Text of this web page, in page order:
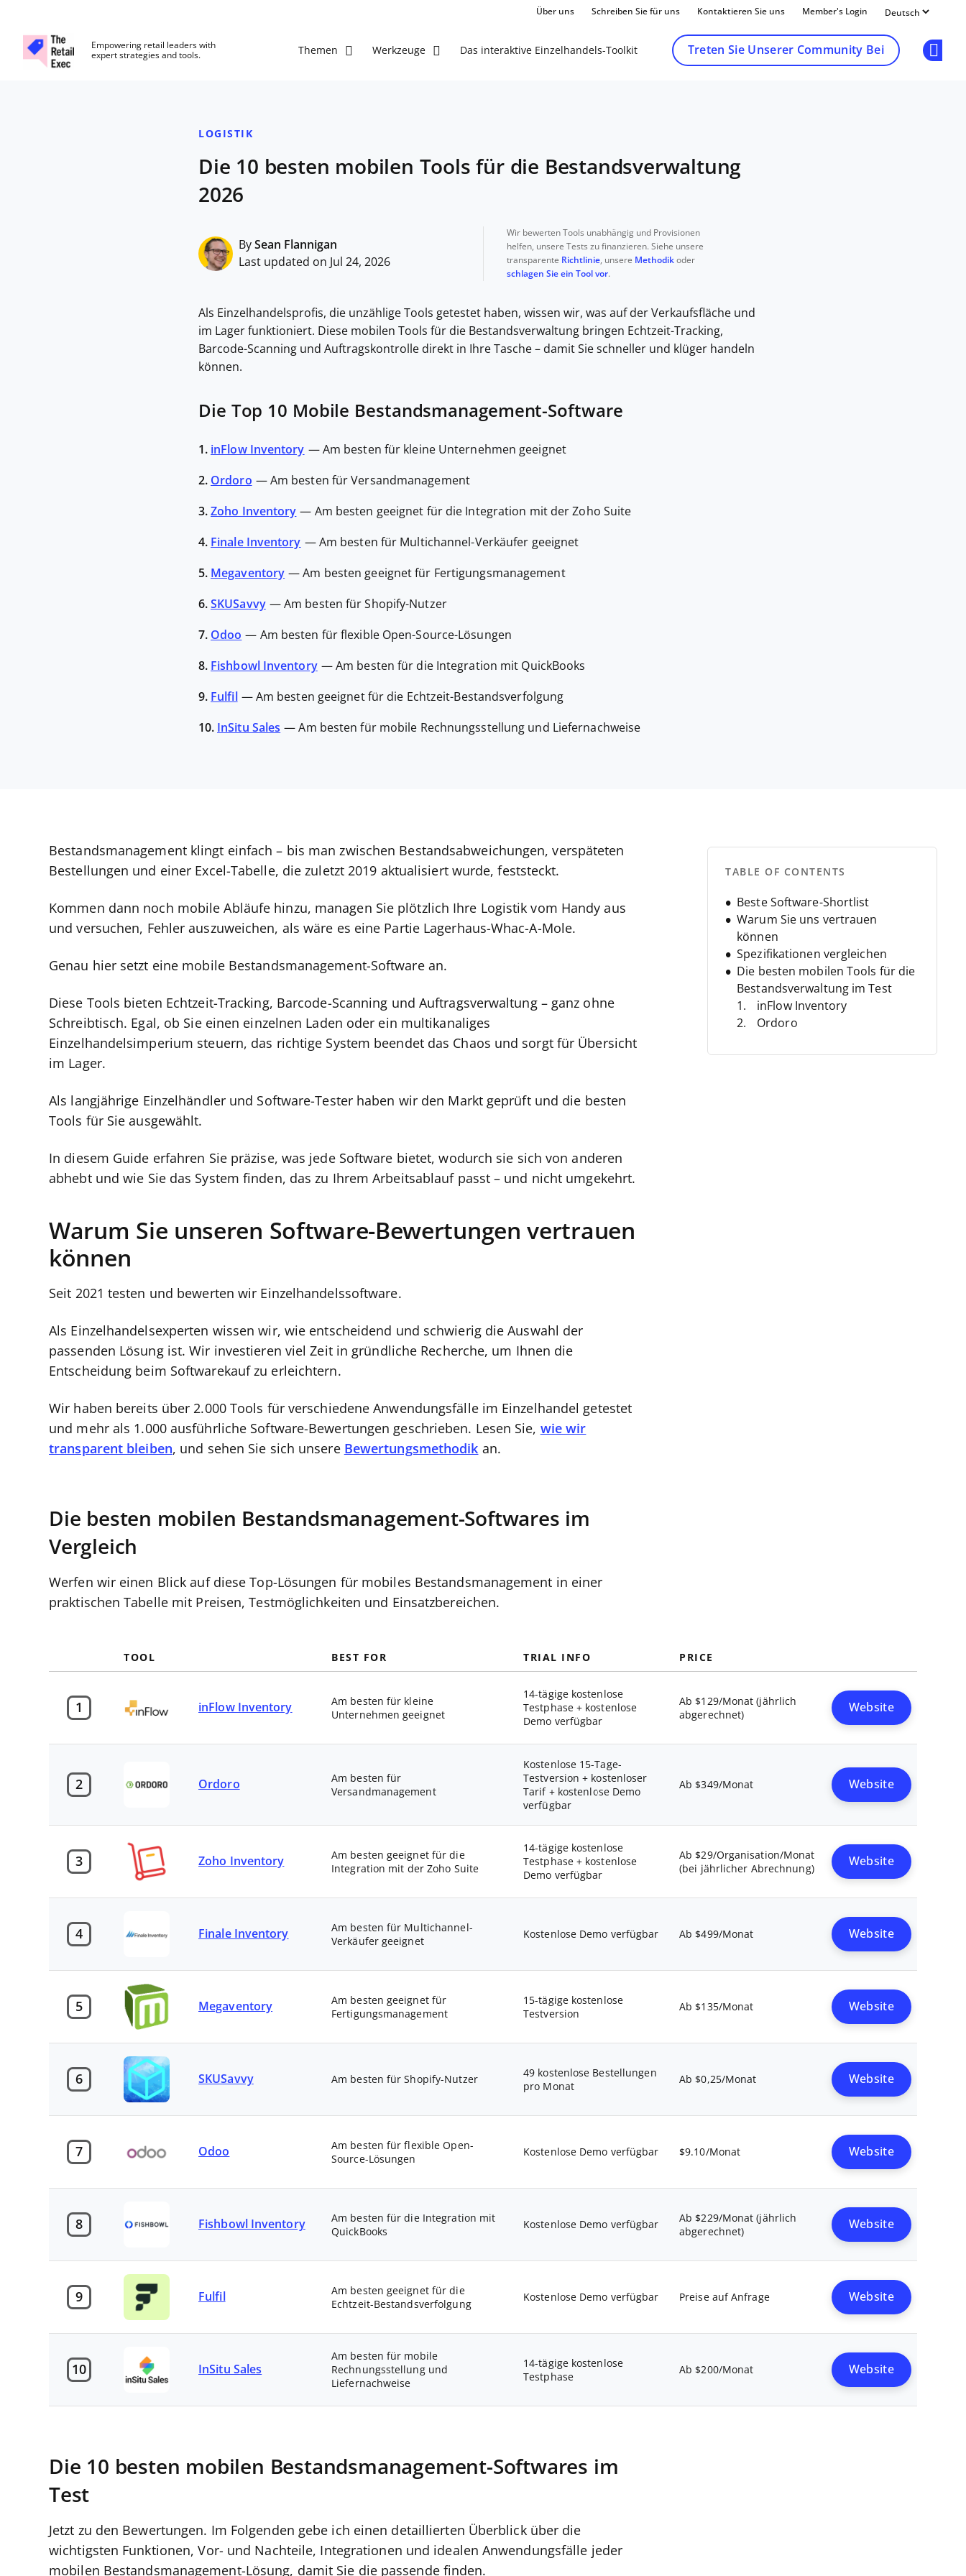
Über uns Schreiben Sie für uns Kontaktieren Sie uns Member's Login
Empowering retail leaders with
expert strategies and tools.
Themen Werkzeuge Das interaktive Einzelhandels-Toolkit Treten Sie Unserer Community Bei
LOGISTIK
Die 10 besten mobilen Tools für die Bestandsverwaltung
2026
By Sean Flannigan
Last updated on Jul 24, 2026
Wir bewerten Tools unabhängig und Provisionen
helfen, unsere Tests zu finanzieren. Siehe unsere
transparente Richtlinie, unsere Methodikoder
schlagen Sie ein Tool vor.
Als Einzelhandelsprofis, die unzählige Tools getestet haben, wissen wir, was auf der Verkaufsfläche und
im Lager funktioniert. Diese mobilen Tools für die Bestandsverwaltung bringen Echtzeit-Tracking,
Barcode-Scanning und Auftragskontrolle direkt in Ihre Tasche – damit Sie schneller und klüger handeln
können.
Die Top 10 Mobile Bestandsmanagement-Software
1. inFlow Inventory — Am besten für kleine Unternehmen geeignet
2. Ordoro — Am besten für Versandmanagement
3. Zoho Inventory — Am besten geeignet für die Integration mit der Zoho Suite
4. Finale Inventory — Am besten für Multichannel-Verkäufer geeignet
5. Megaventory —Am besten geeignet für Fertigungsmanagement
6. SKUSavvy —Am besten für Shopify-Nutzer
7. Odoo — Am besten für flexible Open-Source-Lösungen
8. Fishbowl Inventory —Am besten für die Integration mit QuickBooks
9. Fulfil — Am besten geeignet für die Echtzeit-Bestandsverfolgung
10. InSitu Sales —Am besten für mobile Rechnungsstellung und Liefernachweise
Bestandsmanagement klingt einfach – bis man zwischen Bestandsabweichungen, verspäteten
Bestellungen und einer Excel-Tabelle, die zuletzt 2019 aktualisiert wurde, feststeckt.
Kommen dann noch mobile Abläufe hinzu, managen Sie plötzlich Ihre Logistik vom Handy aus
und versuchen, Fehler auszuweichen, als wäre es eine Partie Lagerhaus-Whac-A-Mole.
Genau hier setzt eine mobile Bestandsmanagement-Software an.
Diese Tools bieten Echtzeit-Tracking, Barcode-Scanning und Auftragsverwaltung – ganz ohne
Schreibtisch. Egal, ob Sie einen einzelnen Laden oder ein multikanaliges
Einzelhandelsimperium steuern, das richtige System beendet das Chaos und sorgt für Übersicht
im Lager.
Als langjährige Einzelhändler und Software-Tester haben wir den Markt geprüft und die besten
Tools für Sie ausgewählt.
In diesem Guide erfahren Sie präzise, was jede Software bietet, wodurch sie sich von anderen
abhebt und wie Sie das System finden, das zu Ihrem Arbeitsablauf passt – und nicht umgekehrt.
Warum Sie unseren Software-Bewertungen vertrauen
können
Seit 2021 testen und bewerten wir Einzelhandelssoftware.
Als Einzelhandelsexperten wissen wir, wie entscheidend und schwierig die Auswahl der
passenden Lösung ist. Wir investieren viel Zeit in gründliche Recherche, um Ihnen die
Entscheidung beim Softwarekauf zu erleichtern.
Wir haben bereits über 2.000 Tools für verschiedene Anwendungsfälle im Einzelhandel getestet
und mehr als 1.000 ausführliche Software-Bewertungen geschrieben. Lesen Sie, wie wir
transparent bleiben, und sehen Sie sich unsere Bewertungsmethodik an.
Die besten mobilen Bestandsmanagement-Softwares im
Vergleich
Werfen wir einen Blick auf diese Top-Lösungen für mobiles Bestandsmanagement in einer
praktischen Tabelle mit Preisen, Testmöglichkeiten und Einsatzbereichen.
TOOL BEST FOR TRIAL INFO PRICE
1 inFlow Inventory
Am besten für kleine
Unternehmen geeignet
14-tägige kostenlose
Testphase + kostenlose
Demo verfügbar
Ab $129/Monat (jährlich
abgerechnet)
Website
2 Ordoro
Am besten für
Versandmanagement
Kostenlose 15-Tage-
Testversion + kostenloser
Tarif + kostenlose Demo
verfügbar
Ab $349/Monat Website
3 Zoho Inventory
Am besten geeignet für die
Integration mit der Zoho Suite
14-tägige kostenlose
Testphase + kostenlose
Demo verfügbar
Ab $29/Organisation/Monat
(bei jährlicher Abrechnung)
Website
4 Finale Inventory
Am besten für Multichannel-
Verkäufer geeignet
Kostenlose Demo verfügbar Ab $499/Monat Website
5 Megaventory
Am besten geeignet für
Fertigungsmanagement
15-tägige kostenlose
Testversion
Ab $135/Monat Website
6 SKUSavvy Am besten für Shopify-Nutzer
49 kostenlose Bestellungen
pro Monat
Ab $0,25/Monat Website
7 Odoo
Am besten für flexible Open-
Source-Lösungen
Kostenlose Demo verfügbar $9.10/Monat Website
8 Fishbowl Inventory
Am besten für die Integration mit
QuickBooks
Kostenlose Demo verfügbar
Ab $229/Monat (jährlich
abgerechnet)
Website
9 Fulfil
Am besten geeignet für die
Echtzeit-Bestandsverfolgung
Kostenlose Demo verfügbar Preise auf Anfrage Website
10 InSitu Sales
Am besten für mobile
Rechnungsstellung und
Liefernachweise
14-tägige kostenlose
Testphase
Ab $200/Monat Website
Die 10 besten mobilen Bestandsmanagement-Softwares im
Test
Jetzt zu den Bewertungen. Im Folgenden gebe ich einen detaillierten Überblick über die
wichtigsten Funktionen, Vor- und Nachteile, Integrationen und idealen Anwendungsfälle jeder
mobilen Bestandsmanagement-Lösung, damit Sie die passende finden.
TABLE OF CONTENTS
Beste Software-Shortlist
Warum Sie uns vertrauen
können
Spezifikationen vergleichen
Die besten mobilen Tools für die
Bestandsverwaltung im Test
inFlow Inventory
Ordoro
Finale Inventory